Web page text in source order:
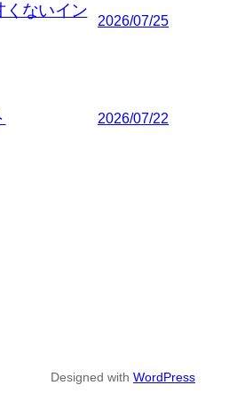
くないイン
2026/07/25
2026/07/22
Designed with WordPress